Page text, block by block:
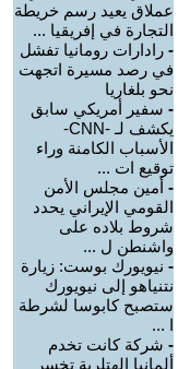
عملاق يعيد رسم خريطة
التجارة في إفريقيا ...
- رادارات رومانيا تفشل
في رصد مسيرة اتجهت
نحو بلغاريا
- سفير أمريكي سابق
يكشف لـ -CNN-
الأسباب الكامنة وراء
توقيع ات ...
- أمين مجلس الأمن
القومي الإيراني يحدد
شروط بلاده على
واشنطن ل ...
- نيويورك بوست: زيارة
نتنياهو إلى نيويورك
ستصبح كابوسا لشرطة
ا ...
- شركة كانت تخدم
ألمانيا الهتلرية تخسر